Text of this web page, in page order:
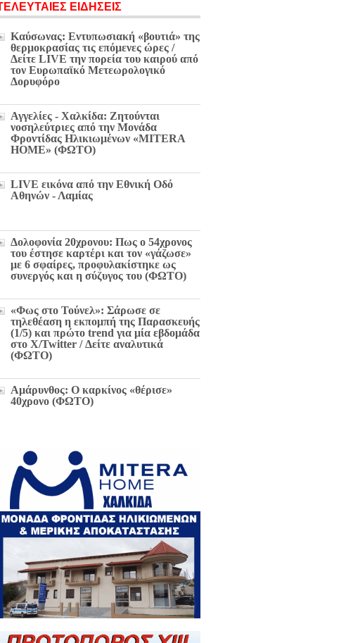
ΕΙΔΗΣΕΙΣ
Καύσωνας: Εντυπωσιακή «βουτιά» της
θερμοκρασίας τις επόμενες ώρες /
Δείτε LIVE την πορεία του καιρού από
τον Ευρωπαϊκό Μετεωρολογικό
Δορυφόρο
Αγγελίες - Χαλκίδα: Ζητούνται
νοσηλεύτριες από την Μονάδα
Φροντίδας Ηλικιωμένων «MITERA
HOME» (ΦΩΤΟ)
LIVE εικόνα από την Εθνική Οδό
Αθηνών - Λαμίας
Δολοφονία 20χρονου: Πως ο 54χρονος
του έστησε καρτέρι και τον «γάζωσε»
με 6 σφαίρες, προφυλακίστηκε ως
συνεργός και η σύζυγος του (ΦΩΤΟ)
«Φως στο Τούνελ»: Σάρωσε σε
τηλεθέαση η εκπομπή της Παρασκευής
(1/5) και πρώτο trend για μία εβδομάδα
στο X/Twitter / Δείτε αναλυτικά
(ΦΩΤΟ)
Αμάρυνθος: Ο καρκίνος «θέρισε»
40χρονο (ΦΩΤΟ)
παρελθόν και μέλλον / Αποκλειστικά
στο EviaZoom.gr: Η ένορκη κατάθεση
πρώην Εισαγγελέα Χαλκίδας:
«Διεφθαρμένοι στη Χαλκίδα όλοι οι
διοικούντες δημόσιοι λειτουργοί...»
(ΕΓΓΡΑΦΑ)
Μετά την Χαλκίδα έμεινε χωρίς νερό
και το Βασιλικό λόγω ξανά νέας
έκτακτης βλάβης...
Ζωή Κωνσταντοπούλου για σκάνδαλο
υποκλοπών: «Να κληθεί ο Εισαγγελέας
του Αρείου Πάγου Κ. Τζαβέλλας στην